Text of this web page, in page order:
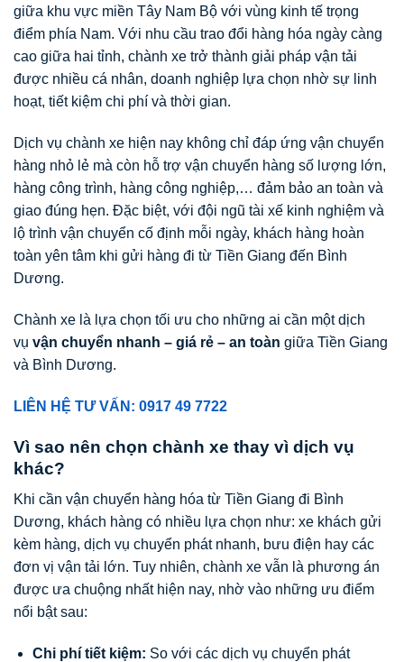
giữa khu vực miền Tây Nam Bộ với vùng kinh tế trọng
điểm phía Nam. Với nhu cầu trao đổi hàng hóa ngày càng
cao giữa hai tỉnh, chành xe trở thành giải pháp vận tải
được nhiều cá nhân, doanh nghiệp lựa chọn nhờ sự linh
hoạt, tiết kiệm chi phí và thời gian.
Dịch vụ chành xe hiện nay không chỉ đáp ứng vận chuyển
hàng nhỏ lẻ mà còn hỗ trợ vận chuyển hàng số lượng lớn,
hàng công trình, hàng công nghiệp,… đảm bảo an toàn và
giao đúng hẹn. Đặc biệt, với đội ngũ tài xế kinh nghiệm và
lộ trình vận chuyển cố định mỗi ngày, khách hàng hoàn
toàn yên tâm khi gửi hàng đi từ Tiền Giang đến Bình
Dương.
Chành xe là lựa chọn tối ưu cho những ai cần một dịch
vụ vận chuyển nhanh – giá rẻ – an toàn giữa Tiền Giang
và Bình Dương.
LIÊN HỆ TƯ VẤN: 0917 49 7722
Vì sao nên chọn chành xe thay vì dịch vụ
khác?
Khi cần vận chuyển hàng hóa từ Tiền Giang đi Bình
Dương, khách hàng có nhiều lựa chọn như: xe khách gửi
kèm hàng, dịch vụ chuyển phát nhanh, bưu điện hay các
đơn vị vận tải lớn. Tuy nhiên, chành xe vẫn là phương án
được ưa chuộng nhất hiện nay, nhờ vào những ưu điểm
nổi bật sau:
Chi phí tiết kiệm: So với các dịch vụ chuyển phát